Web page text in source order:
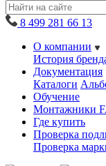
8 499 281 66 13
О компании
История
Документация
Каталоги
Обучение
Монтажники
Где купить
Проверка
Проверка